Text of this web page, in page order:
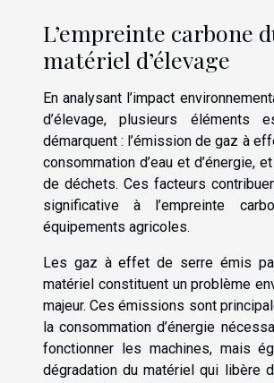
L’empreinte carbone
matériel d’élevage
En analysant l’impact
d’élevage, plusieurs éléments
démarquent : l’émission de gaz à
consommation d’eau et d’énergie,
de déchets. Ces facteurs
significative à l’empreinte
équipements agricoles.
Les gaz à effet de serre émis
matériel constituent un problème
majeur. Ces émissions sont
la consommation d’énergie
fonctionner les machines, mais
dégradation du matériel qui libère